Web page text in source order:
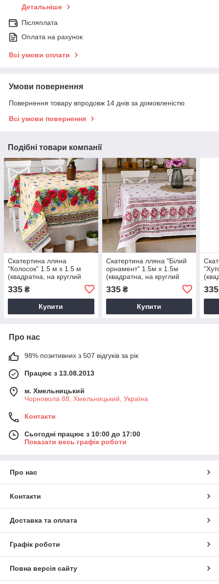
Детальніше
Післяплата
Оплата на рахунок
Всі умови оплати
Умови повернення
Повернення товару впродовж 14 днів за домовленістю
Всі умови повернення
Подібні товари компанії
Скатертина лляна
"Колосок" 1.5 м х 1.5 м
(квадратна, на круглий
335 ₴
Купити
Скатертина лляна "Білий
орнамент" 1.5м х 1.5м
(квадратна, на круглий
335₴
Купити
335
Про нас
98% позитивних з 507 відгуків за рік
Працює з 13.08.2013
м. Хмельницький
Чорновола 88, Хмельницький, Україна
Контакти
Сьогодні працює з 10:00 до 17:00
Показати весь графік роботи
Про нас
Контакти
Доставка та оплата
Графік роботи
Повна версія сайту